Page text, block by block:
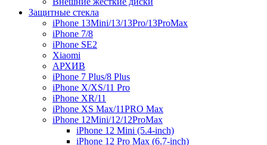
Защитные стекла
iPhone 13Mini/13/13Pro/13ProMax
iPhone 7/8
iPhone SE2
Xiaomi
АРХИВ
iPhone 7 Plus/8 Plus
iPhone X/XS/11 Pro
iPhone XR/11
iPhone XS Max/11PRO Max
iPhone 12Mini/12/12ProMax
iPhone 12 Mini (5.4-inch)
iPhone 12 Pro Max (6.7-inch)